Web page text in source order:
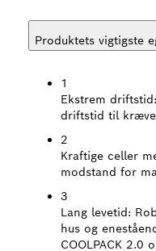
Produktets vigtigste
1
Ekstrem driftstid:
driftstid til
2
Kraftige celler
modstand for
3
Lang levetid:
hus og
COOLPACK 2.0